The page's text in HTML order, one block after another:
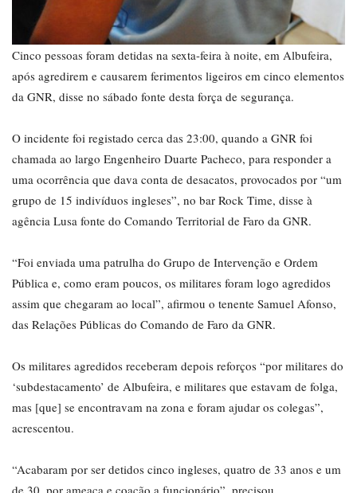
Cinco pessoas foram detidas na sexta-feira à noite, em Albufeira,
após agredirem e causarem ferimentos ligeiros em cinco elementos
da GNR, disse no sábado fonte desta força de segurança.
O incidente foi registado cerca das 23:00, quando a GNR foi
chamada ao largo Engenheiro Duarte Pacheco, para responder a
uma ocorrência que dava conta de desacatos, provocados por “um
grupo de 15 indivíduos ingleses”, no bar Rock Time, disse à
agência Lusa fonte do Comando Territorial de Faro da GNR.
“Foi enviada uma patrulha do Grupo de Intervenção e Ordem
Pública e, como eram poucos, os militares foram logo agredidos
assim que chegaram ao local”, afirmou o tenente Samuel Afonso,
das Relações Públicas do Comando de Faro da GNR.
Os militares agredidos receberam depois reforços “por militares do
‘subdestacamento’ de Albufeira, e militares que estavam de folga,
mas [que] se encontravam na zona e foram ajudar os colegas”,
acrescentou.
“Acabaram por ser detidos cinco ingleses, quatro de 33 anos e um
de 30, por ameaça e coação a funcionário”, precisou.